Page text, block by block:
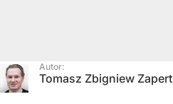
Autor:
Tomasz Zbigniew Zapert